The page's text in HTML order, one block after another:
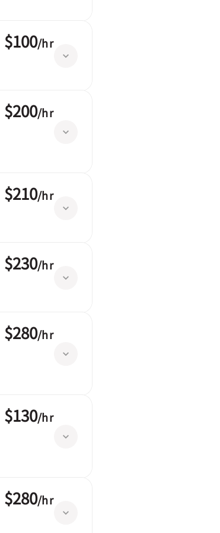
$100/hr
$200/hr
全科)
$210/hr
$230/hr
$280/hr
$130/hr
$280/hr